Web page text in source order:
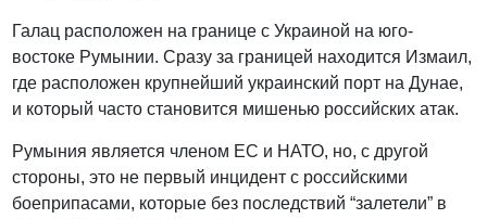
Галац расположен на границе с Украиной на юго-
востоке Румынии. Сразу за границей находится Измаил,
где расположен крупнейший украинский порт на Дунае,
и который часто становится мишенью российских атак.
Румыния является членом ЕС и НАТО, но, с другой
стороны, это не первый инцидент с российскими
боеприпасами, которые без последствий “залетели” в